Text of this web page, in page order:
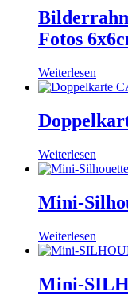
Fotos
Weiterlesen
Weiterlesen
Mini-
Weiterlesen
Mini-